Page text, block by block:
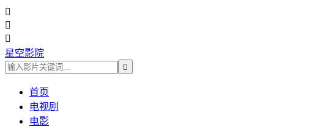



星空影院

首页
电视剧
电影